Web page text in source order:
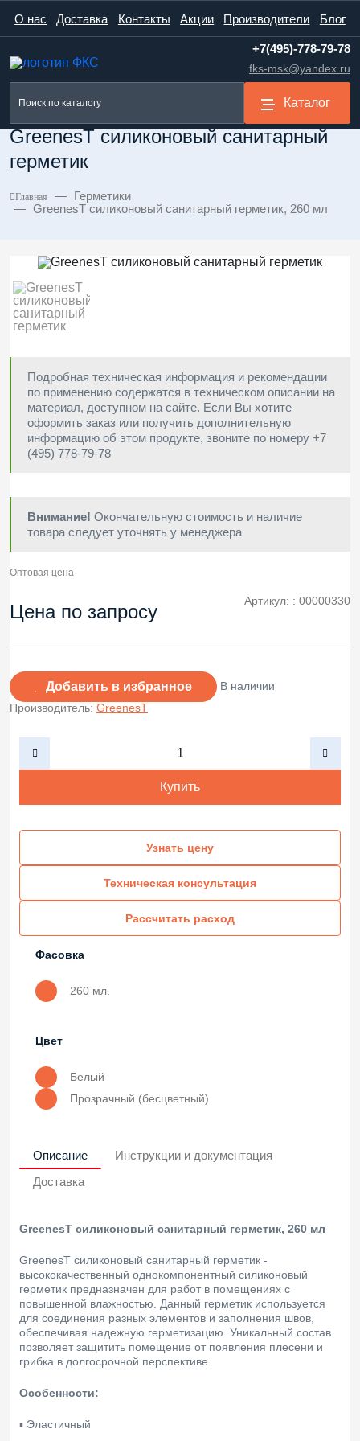
О нас Доставка Контакты Акции Производители Блог
Каталог
+7(495)-778-79-78
fks-msk@yandex.ru
GreenesT силиконовый санитарный
герметик
Главная
Герметики
GreenesT силиконовый санитарный герметик, 260 мл
Подробная техническая информация и рекомендации
по применению содержатся в техническом описании на
материал, доступном на сайте. Если Вы хотите
оформить заказ или получить дополнительную
информацию об этом продукте, звоните по номеру +7
(495) 778-79-78
Внимание! Окончательную стоимость и наличие
товара следует уточнять у менеджера
Оптовая цена
Цена по запросу Артикул: : 00000330
Добавить в избранное
В наличии
Производитель: GreenesT
Купить
Узнать цену
Техническая консультация
Рассчитать расход
Фасовка
260 мл.
Цвет
Белый
Прозрачный (бесцветный)
Описание
Инструкции и документация
Доставка
GreenesT силиконовый санитарный герметик, 260 мл
GreenesT силиконовый санитарный герметик -
высококачественный однокомпонентный силиконовый
герметик предназначен для работ в помещениях с
повышенной влажностью. Данный герметик используется
для соединения разных элементов и заполнения швов,
обеспечивая надежную герметизацию. Уникальный состав
позволяет защитить помещение от появления плесени и
грибка в долгосрочной перспективе.
Особенности:
▪ Эластичный